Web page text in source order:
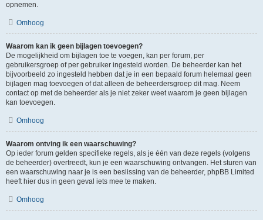
opnemen.
Omhoog
Waarom kan ik geen bijlagen toevoegen?
De mogelijkheid om bijlagen toe te voegen, kan per forum, per
gebruikersgroep of per gebruiker ingesteld worden. De beheerder kan het
bijvoorbeeld zo ingesteld hebben dat je in een bepaald forum helemaal geen
bijlagen mag toevoegen of dat alleen de beheerdersgroep dit mag. Neem
contact op met de beheerder als je niet zeker weet waarom je geen bijlagen
kan toevoegen.
Omhoog
Waarom ontving ik een waarschuwing?
Op ieder forum gelden specifieke regels, als je één van deze regels (volgens
de beheerder) overtreedt, kun je een waarschuwing ontvangen. Het sturen van
een waarschuwing naar je is een beslissing van de beheerder, phpBB Limited
heeft hier dus in geen geval iets mee te maken.
Omhoog